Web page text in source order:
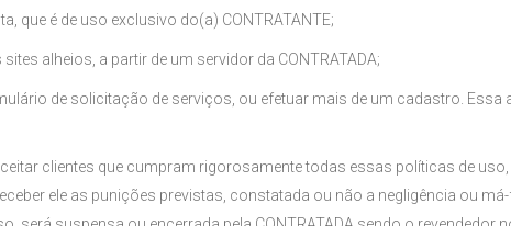
que é de uso exclusivo do(a) CONTRATANTE;
alheios, a partir de um servidor da CONTRATADA;
de solicitação de serviços, ou efetuar mais de um cadastro.
clientes que cumpram rigorosamente todas essas políticas de
ele as punições previstas, constatada ou não a negligência ou